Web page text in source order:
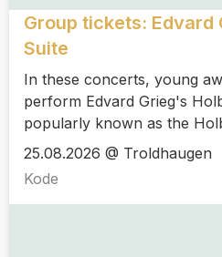
Group tickets: Edvard
Suite
In these concerts, young
perform Edvard Grieg's
popularly known as the
25.08.2026 @ Troldhaugen
Kode